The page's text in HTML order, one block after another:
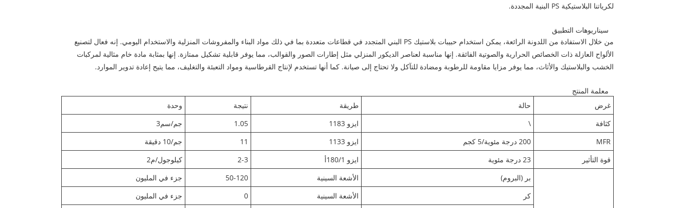
لكرياتنا البلاستيكية PS البنية المجددة.
سيناريوهات التطبيق
من خلال الاستفادة من اللدونة الرائعة، يمكن استخدام حبيبات بلاستيك PS البني المتجدد في قطاعات متعددة بما في ذلك مواد البناء والمفروشات المنزلية والاستخدام اليومي. إنه فعال لتصنيع
الألواح العازلة ذات الخصائص الحرارية والصوتية الفائقة. إنها مناسبة لعناصر الديكور المنزلي مثل إطارات الصور والقوالب، مما يوفر قابلية تشكيل ممتازة. إنها بمثابة مادة خام مثالية لمركبات
الخشب والبلاستيك والأثاث، مما يوفر مزايا مقاومة للرطوبة ومضادة للتآكل ولا تحتاج إلى صيانة. كما أنها تستخدم لإنتاج القرطاسية ومواد التعبئة والتغليف، مما يتيح إعادة تدوير الموارد.
معلمة المنتج
غرض
حالة طريقة نتيجة
وحدة
كثافة
\ ايزو 1183 1.05
جم/سم3
MFR
200 درجة مئوية/5 كجم ايزو 1133 11
جم/10 دقيقة
قوة التأثير
23 درجة مئوية ايزو 180/1أ 2-3 كيلوجول/م2
بر (البروم) الأشعة السينية 50-120
جزء في المليون
كر
الأشعة السينية 0
جزء في المليون